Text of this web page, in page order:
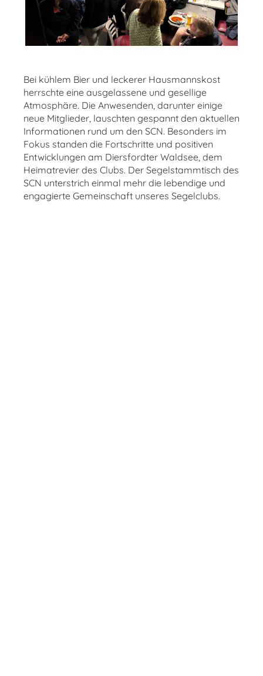
Bei kühlem Bier und leckerer Hausmannskost
herrschte eine ausgelassene und gesellige
Atmosphäre. Die Anwesenden, darunter einige
neue Mitglieder, lauschten gespannt den aktuellen
Informationen rund um den SCN. Besonders im
Fokus standen die Fortschritte und positiven
Entwicklungen am Diersfordter Waldsee, dem
Heimatrevier des Clubs. Der Segelstammtisch des
SCN unterstrich einmal mehr die lebendige und
engagierte Gemeinschaft unseres Segelclubs.